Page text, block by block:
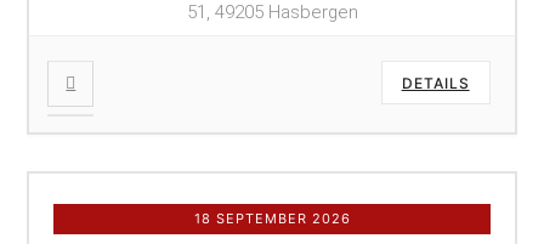
51, 49205 Hasbergen
DETAILS
18 SEPTEMBER 2026